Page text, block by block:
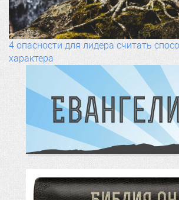
4 опасности для лидера считать
характера